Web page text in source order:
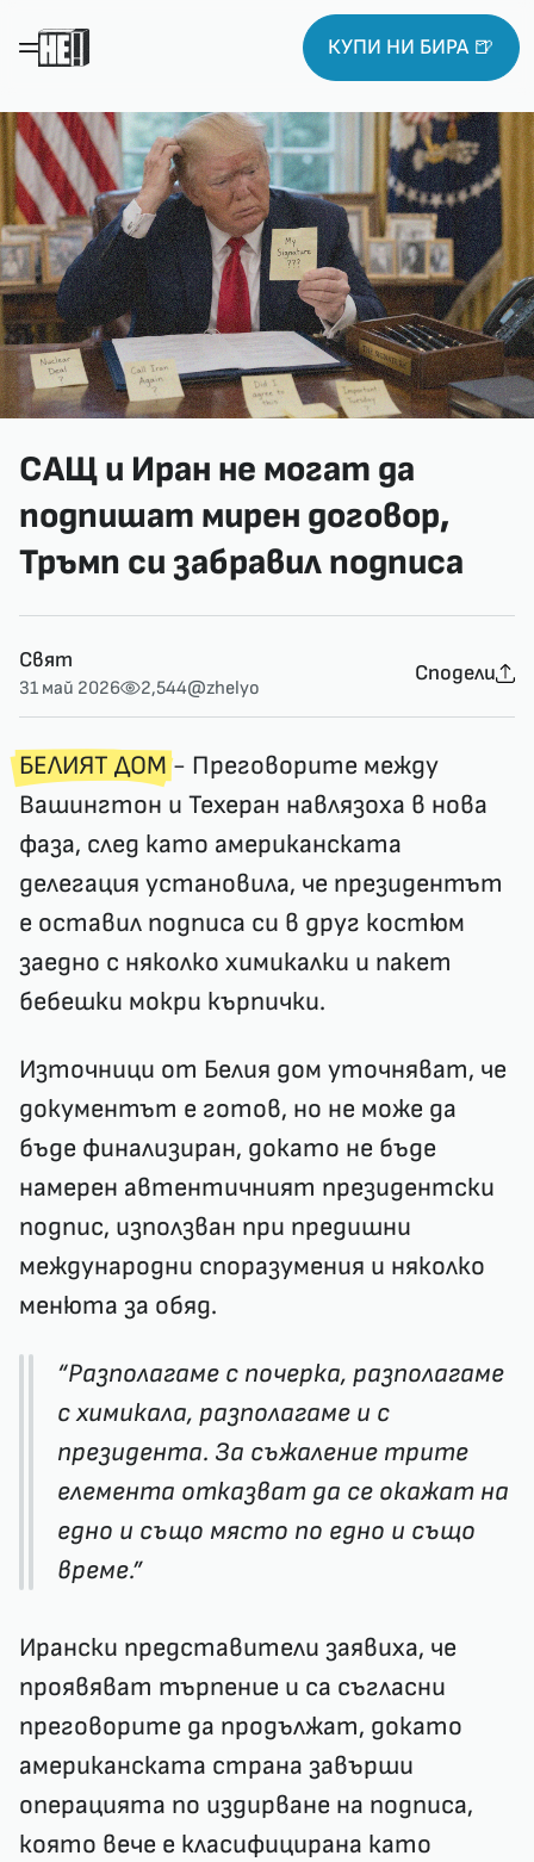
КУПИ НИ БИРА 🍺
САЩ и Иран не могат да
подпишат мирен договор,
Тръмп си забравил подписа
Свят
31 май 2026 2,544@zhelyo
Сподели
БЕЛИЯТ ДОМ- Преговорите между
Вашингтон и Техеран навлязоха в нова
фаза, след като американската
делегация установила, че президентът
е оставил подписа си в друг костюм
заедно с няколко химикалки и пакет
бебешки мокри кърпички.
Източници от Белия дом уточняват, че
документът е готов, но не може да
бъде финализиран, докато не бъде
намерен автентичният президентски
подпис, използван при предишни
международни споразумения и няколко
менюта за обяд.
“Разполагаме с почерка, разполагаме
с химикала, разполагаме и с
президента. За съжаление трите
елемента отказват да се окажат на
едно и също място по едно и също
време.”
Ирански представители заявиха, че
проявяват търпение и са съгласни
преговорите да продължат, докато
американската страна завърши
операцията по издирване на подписа,
която вече е класифицирана като